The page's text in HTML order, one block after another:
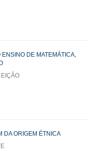
DE MATEMÁTICA,
DA ORIGEM ÉTNICA